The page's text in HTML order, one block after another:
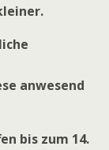
anwesend
bis zum 14.